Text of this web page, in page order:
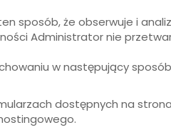
sposób, że obserwuje i
Administrator nie
w następujący
dostępnych na